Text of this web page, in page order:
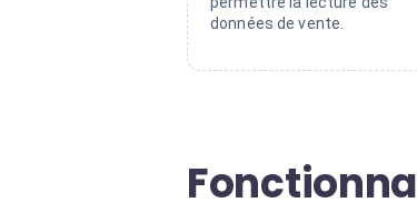
données de vente.